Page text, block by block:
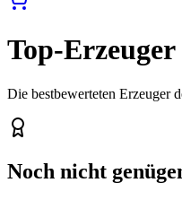
Top-Erzeuger
Die bestbewerteten Erzeuger
Noch nicht